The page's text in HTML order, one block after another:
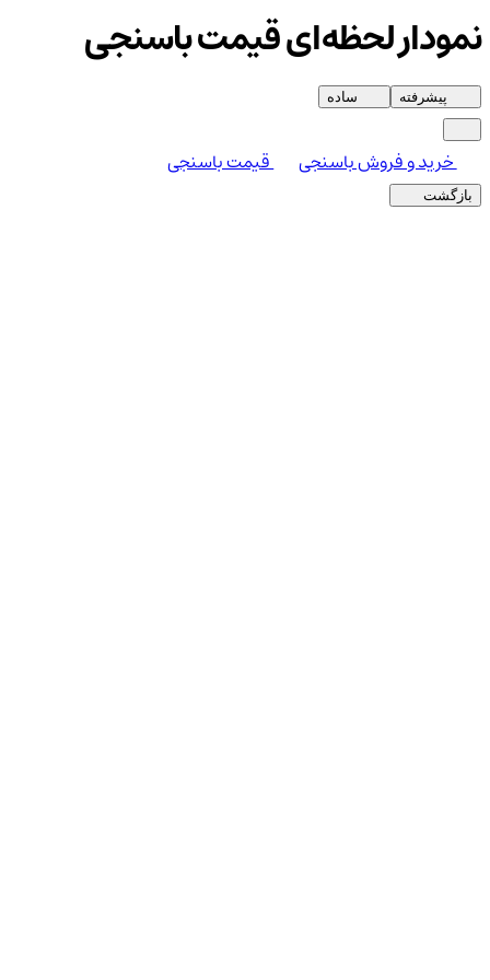
نمودار لحظه‌ای قیمت باسنجی
پیشرفته ساده
خرید و فروش باسنجی قیمت باسنجی
بازگشت